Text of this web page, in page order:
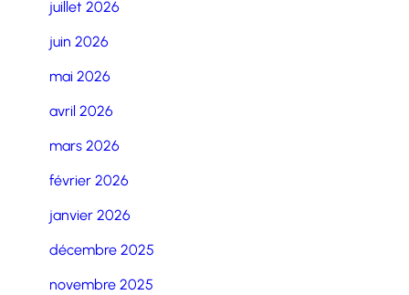
juillet 2026
juin 2026
mai 2026
avril 2026
mars 2026
février 2026
janvier 2026
décembre 2025
novembre 2025